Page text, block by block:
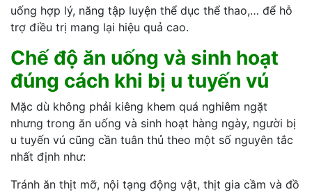
uống hợp lý, năng tập luyện thể dục thể thao,… để hỗ
trợ điều trị mang lại hiệu quả cao.
Chế độ ăn uống và sinh hoạt
đúng cách khi bị u tuyến vú
Mặc dù không phải kiêng khem quá nghiêm ngặt
nhưng trong ăn uống và sinh hoạt hàng ngày, người bị
u tuyến vú cũng cần tuân thủ theo một số nguyên tắc
nhất định như:
Tránh ăn thịt mỡ, nội tạng động vật, thịt gia cầm và đồ